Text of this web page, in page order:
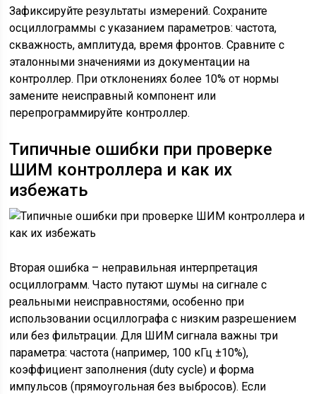
Зафиксируйте результаты измерений. Сохраните
осциллограммы с указанием параметров: частота,
скважность, амплитуда, время фронтов. Сравните с
эталонными значениями из документации на
контроллер. При отклонениях более 10% от нормы
замените неисправный компонент или
перепрограммируйте контроллер.
Типичные ошибки при проверке
ШИМ контроллера и как их
избежать
Вторая ошибка – неправильная интерпретация
осциллограмм. Часто путают шумы на сигнале с
реальными неисправностями, особенно при
использовании осциллографа с низким разрешением
или без фильтрации. Для ШИМ сигнала важны три
параметра: частота (например, 100 кГц ±10%),
коэффициент заполнения (duty cycle) и форма
импульсов (прямоугольная без выбросов). Если